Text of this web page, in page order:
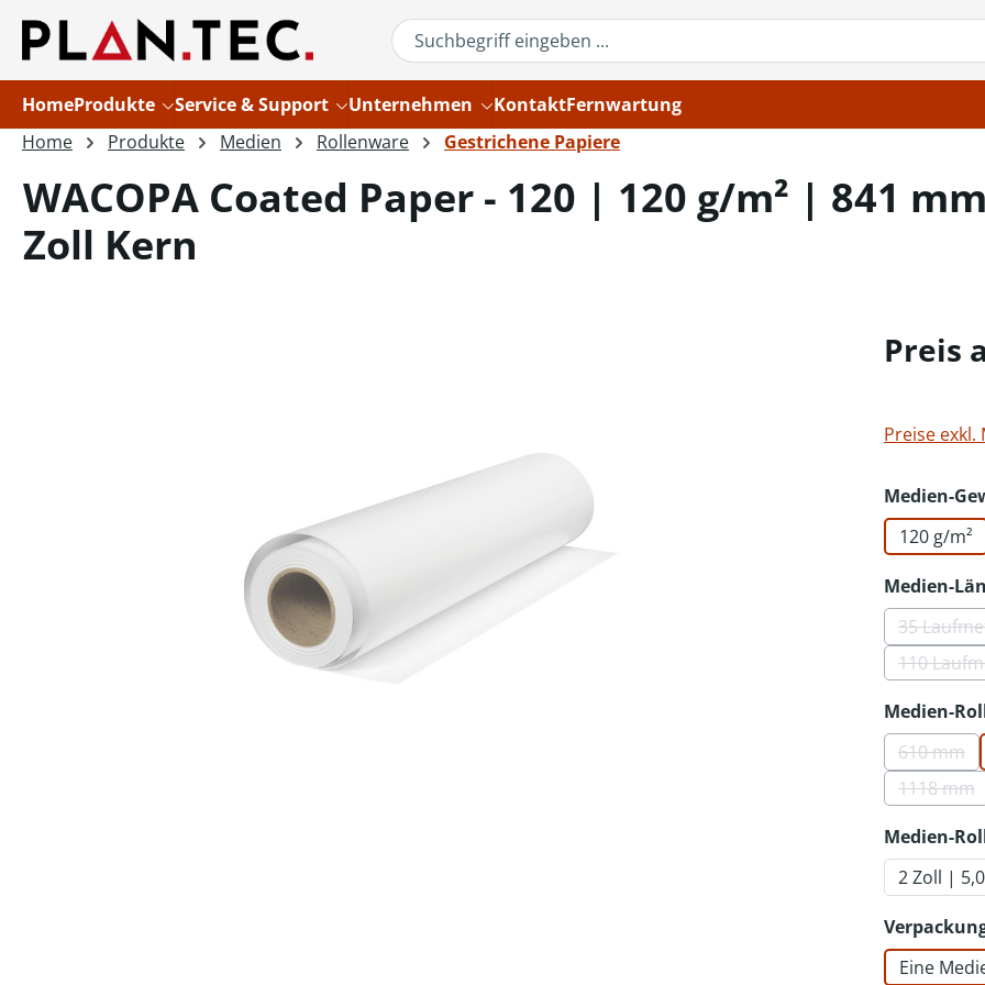
Hauptinhalt springen
Zur Suche springen
HomeProdukte Service & Support Unternehmen KontaktFernwartung
Home
Produkte Medien Rollenware Gestrichene Papiere
WACOPA Coated Paper - 120 | 120 g/m² | 841
Zoll Kern
Preis
Preise exkl.
Medien-
120 g/m²
Medien-
35
110
Medien-
610 mm
1118 mm
Medien-
2 Zoll |
Eine